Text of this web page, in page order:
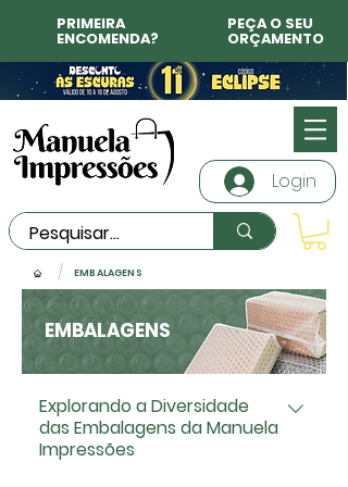
PRIMEIRA
ENCOMENDA?
PEÇA O SEU
ORÇAMENTO
Login
/ EMBALAGENS
EMBALAGENS
Explorando a Diversidade
das Embalagens da Manuela
Impressões